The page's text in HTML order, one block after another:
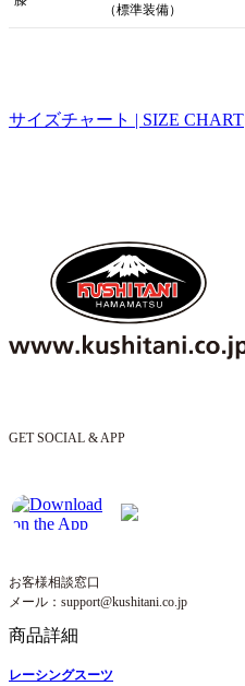
（標準装備）
サイズチャート | SIZE CHART
GET SOCIAL & APP
お客様相談窓口
メール：support@kushitani.co.jp
商品詳細
レーシングスーツ